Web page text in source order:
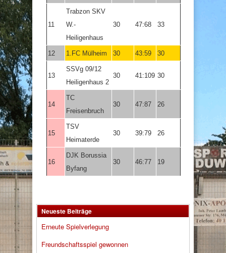
11
Trabzon SKV
W.-
Heiligenhaus
30 47:68 33
12 1.FC Mülheim 30 43:59 30
13
SSVg 09/12
Heiligenhaus 2
30 41:109 30
14
TC
Freisenbruch
30 47:87 26
15
TSV
Heimaterde
30 39:79 26
16
DJK Borussia
Byfang
30 46:77 19
Neueste Beiträge
Erneute Spielverlegung
Freundschaftsspiel gewonnen